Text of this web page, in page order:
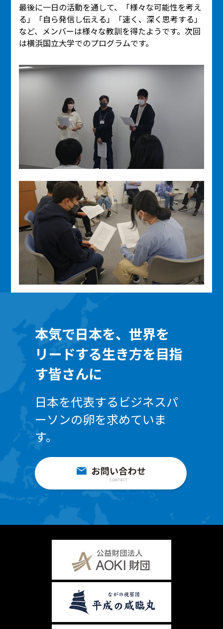
最後に一日の活動を通して、「様々な可能性を考え
る」「自ら発信し伝える」「速く、深く思考する」
など、メンバーは様々な教訓を得たようです。次回
は横浜国立大学でのプログラムです。
本気で日本を、世界を
リードする生き方を目指
す皆さんに
日本を代表するビジネスパ
ーソンの卵を求めていま
す。